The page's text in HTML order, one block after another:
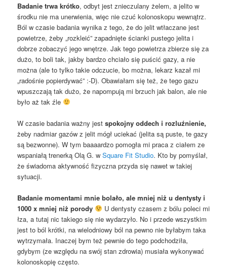
Badanie trwa krótko, odbyt jest znieczulany żelem, a jelito w
środku nie ma unerwienia, więc nie czuć kolonoskopu wewnątrz.
Ból w czasie badania wynika z tego, że do jelit wtłaczane jest
powietrze, żeby „rozkleić” zapadnięte ścianki pustego jelita i
dobrze zobaczyć jego wnętrze. Jak tego powietrza zbierze się za
dużo, to boli tak, jakby bardzo chciało się puścić gazy, a nie
można (ale to tylko takie odczucie, bo można, lekarz kazał mi
„radośnie popierdywać” :-D). Obawiałam się też, że tego gazu
wpuszczają tak dużo, że napompują mi brzuch jak balon, ale nie
było aż tak źle
W czasie badania ważny jestspokojny oddech i rozluźnienie,
żeby nadmiar gazów z jelit mógł uciekać (jelita są puste, te gazy
są bezwonne). W tym baaaardzo pomogła mi praca z ciałem ze
wspaniałą trenerką Olą G. wSquare Fit Studio. Kto by pomyślał,
że świadoma aktywność fizyczna przyda się nawet w takiej
sytuacji.
Badanie momentami mnie bolało, ale mniej niż u dentysty i
1000 x mniej niż porody
U dentysty czasem z bólu poleci mi
łza, a tutaj nic takiego się nie wydarzyło. No i przede wszystkim
jest to ból krótki, na wielodniowy ból na pewno nie byłabym taka
wytrzymała. Inaczej bym też pewnie do tego podchodziła,
gdybym (ze względu na swój stan zdrowia) musiała wykonywać
kolonoskopię często.